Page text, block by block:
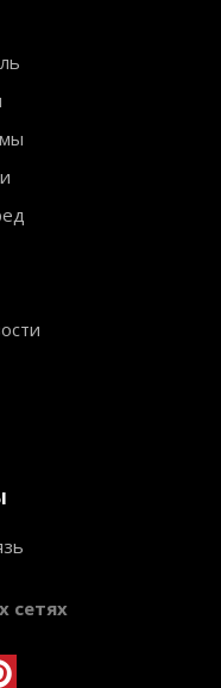
сетях